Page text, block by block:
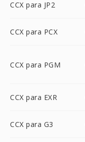
CCX para JP2
CCX para PCX
CCX para PGM
CCX para EXR
CCX para G3